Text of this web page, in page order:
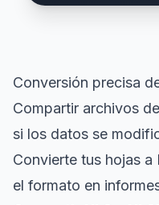
Conversión precisa
Compartir archivos
si los datos se
Convierte tus hojas
el formato en